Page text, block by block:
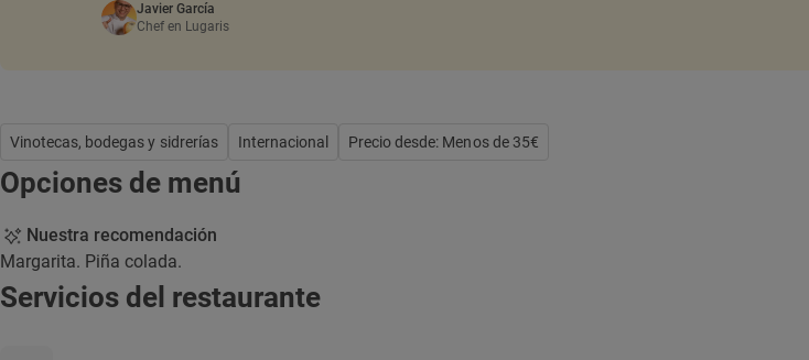
Javier García
Chef en Lugaris
Vinotecas, bodegas y sidrerías Internacional Precio desde: Menos de 35€
Opciones de menú
Nuestra recomendación
Margarita. Piña colada.
Servicios del restaurante